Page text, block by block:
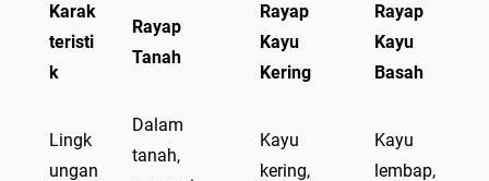
Karak
teristi
k
Rayap
Tanah
Rayap
Kayu
Kering
Rayap
Kayu
Basah
Lingk
ungan
Dalam
tanah,
Kayu
kering,
Kayu
lembap,